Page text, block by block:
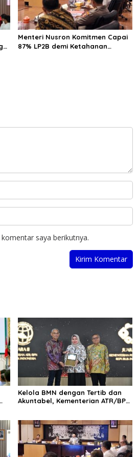
Menteri Nusron Komitmen Capai
87% LP2B demi Ketahanan
saya berikutnya.
Kelola BMN dengan Tertib dan
Akuntabel, Kementerian ATR/BPN